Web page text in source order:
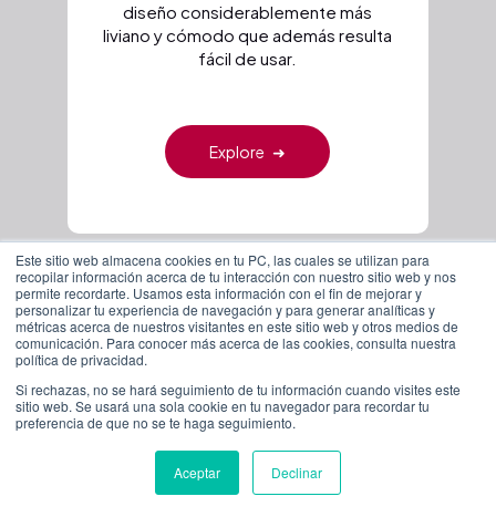
Este sitio web almacena cookies en tu PC, las cuales se utilizan para
recopilar información acerca de tu interacción con nuestro sitio web y nos
permite recordarte. Usamos esta información con el fin de mejorar y
personalizar tu experiencia de navegación y para generar analíticas y
métricas acerca de nuestros visitantes en este sitio web y otros medios de
comunicación. Para conocer más acerca de las cookies, consulta nuestra
política de privacidad.
Si rechazas, no se hará seguimiento de tu información cuando visites este
sitio web. Se usará una sola cookie en tu navegador para recordar tu
preferencia de que no se te haga seguimiento.
Aceptar Declinar
diseño considerablemente más
liviano y cómodo que además resulta
fácil de usar.
Explore ➜